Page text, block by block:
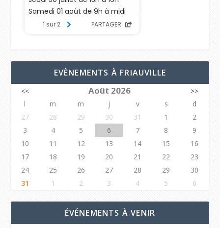
EVÈNEMENTS À FRIAUVILLE
<< Août 2026
>>
l
m m j v s
d
27
28 29 30 31 1
2
3
4 5 6 7 8
9
10
11 12 13 14 15
16
17
18 19 20 21 22
23
24
25 26 27 28 29
30
31
1 2 3 4 5 6
ÉVÉNEMENTS À VENIR